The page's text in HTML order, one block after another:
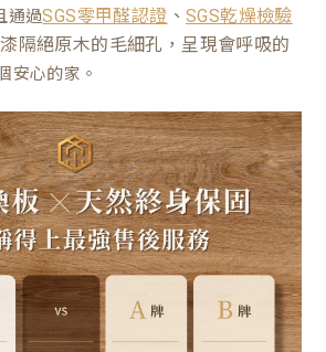
通過SGS零甲醛認證 、SGS乾燥檢驗
隔絕原木的毛細孔，呈現會呼吸的
安心的家。